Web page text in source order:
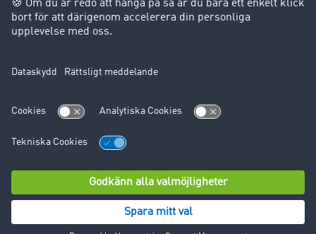
Juridiskt
Företagsinformation
Användarvillkor
© TIMOCOM GmbH 2024. Alla rättigheter förbehålles